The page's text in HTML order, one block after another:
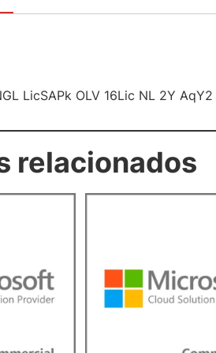
LicSAPk OLV 16Lic NL 2Y
relacionados